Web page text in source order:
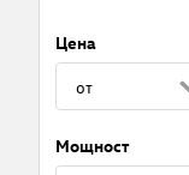
Цена
Мощност